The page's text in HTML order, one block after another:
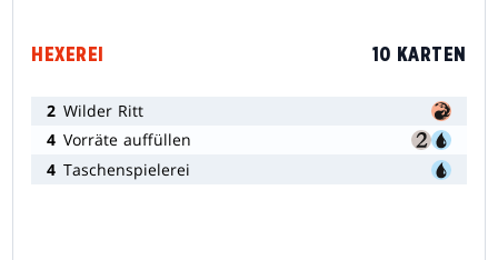
HEXEREI 10 KARTEN
2 Wilder Ritt
4 Vorräte auffüllen
4 Taschenspielerei